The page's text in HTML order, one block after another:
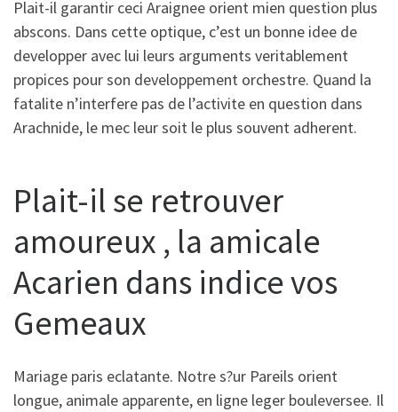
Plait-il garantir ceci Araignee orient mien question plus
abscons. Dans cette optique, c’est un bonne idee de
developper avec lui leurs arguments veritablement
propices pour son developpement orchestre. Quand la
fatalite n’interfere pas de l’activite en question dans
Arachnide, le mec leur soit le plus souvent adherent.
Plait-il se retrouver
amoureux , la amicale
Acarien dans indice vos
Gemeaux
Mariage paris eclatante. Notre s?ur Pareils orient
longue, animale apparente, en ligne leger bouleversee. Il